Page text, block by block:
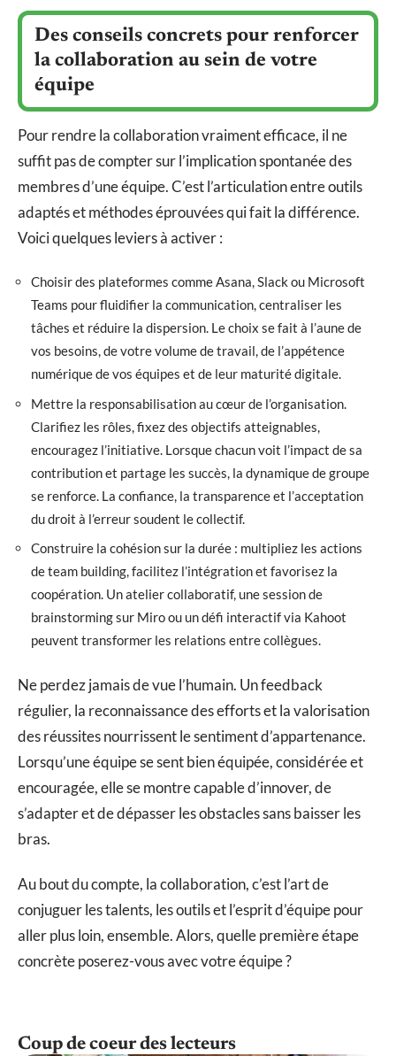
Des conseils concrets pour renforcer
la collaboration au sein de votre
équipe
Pour rendre la collaboration vraiment efficace, il ne
suffit pas de compter sur l’implication spontanée des
membres d’une équipe. C’est l’articulation entre outils
adaptés et méthodes éprouvées qui fait la différence.
Voici quelques leviers à activer :
Choisir des plateformes comme Asana, Slack ou Microsoft
Teams pour fluidifier la communication, centraliser les
tâches et réduire la dispersion. Le choix se fait à l’aune de
vos besoins, de votre volume de travail, de l’appétence
numérique de vos équipes et de leur maturité digitale.
Mettre la responsabilisation au cœur de l’organisation.
Clarifiez les rôles, fixez des objectifs atteignables,
encouragez l’initiative. Lorsque chacun voit l’impact de sa
contribution et partage les succès, la dynamique de groupe
se renforce. La confiance, la transparence et l’acceptation
du droit à l’erreur soudent le collectif.
Construire la cohésion sur la durée : multipliez les actions
de team building, facilitez l’intégration et favorisez la
coopération. Un atelier collaboratif, une session de
brainstorming sur Miro ou un défi interactif via Kahoot
peuvent transformer les relations entre collègues.
Ne perdez jamais de vue l’humain. Un feedback
régulier, la reconnaissance des efforts et la valorisation
des réussites nourrissent le sentiment d’appartenance.
Lorsqu’une équipe se sent bien équipée, considérée et
encouragée, elle se montre capable d’innover, de
s’adapter et de dépasser les obstacles sans baisser les
bras.
Au bout du compte, la collaboration, c’est l’art de
conjuguer les talents, les outils et l’esprit d’équipe pour
aller plus loin, ensemble. Alors, quelle première étape
concrète poserez-vous avec votre équipe ?
Coup de coeur des lecteurs